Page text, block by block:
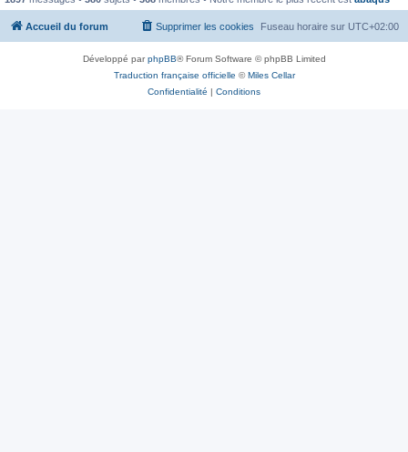
Accueil du forum Fuseau horaire sur UTC+02:00
Supprimer les cookies
Développé parphpBB® Forum Software © phpBB Limited
Traduction française officielle ©Miles Cellar
Confidentialité | Conditions